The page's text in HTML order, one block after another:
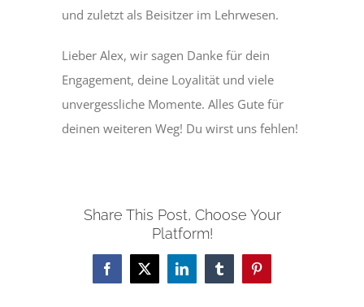
und zuletzt als Beisitzer im Lehrwesen.
Lieber Alex, wir sagen Danke für dein
Engagement, deine Loyalität und viele
unvergessliche Momente. Alles Gute für
deinen weiteren Weg! Du wirst uns fehlen!
Share This Post, Choose Your
Platform!
Facebook
X LinkedInTumblrPinterest